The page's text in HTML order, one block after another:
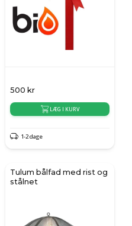
500 kr
LÆG I KURV
1-2 dage
Tulum bålfad med rist og
stålnet